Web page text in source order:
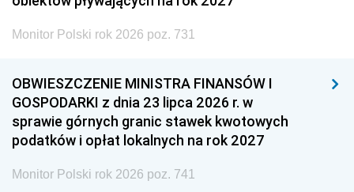
Monitor Polski rok 2026 poz. 731
OBWIESZCZENIE MINISTRA FINANSÓW I
GOSPODARKI z dnia 23 lipca 2026 r. w
sprawie górnych granic stawek kwotowych
podatków i opłat lokalnych na rok 2027
Monitor Polski rok 2026 poz. 741